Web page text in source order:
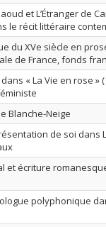
et L’Étranger de
le récit littéraire
du XVe siècle en
de France, fonds
« La Vie en rose »
Blanche-Neige
de soi dans
et écriture
polyphonique